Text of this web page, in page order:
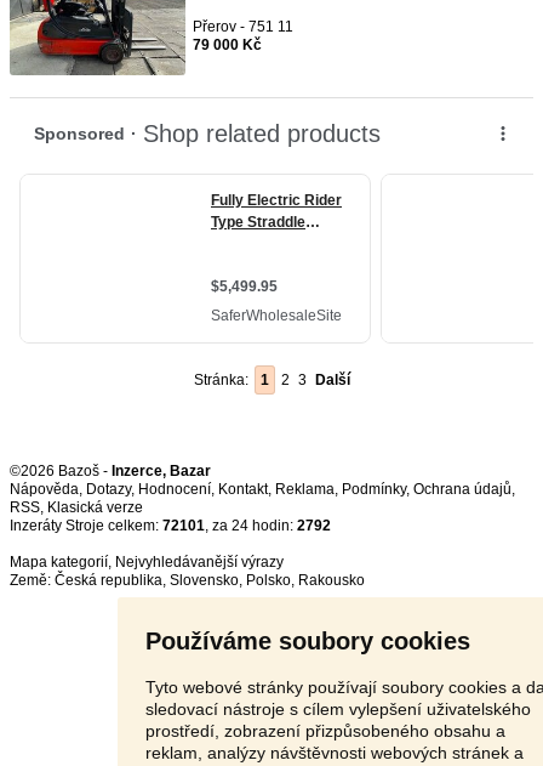
Používáme soubory cookies
Tyto webové stránky používají soubory cookies a
sledovací nástroje s cílem vylepšení uživatelského
prostředí, zobrazení přizpůsobeného obsahu a
reklam, analýzy návštěvnosti webových stránek a
Přerov - 751 11
79 000 Kč
Stránka: 1 2 3 Další
©2026 Bazoš - Inzerce, Bazar
Nápověda, Dotazy, Hodnocení, Kontakt, Reklama, Podmínky, Ochrana údajů,
RSS,
Inzeráty Stroje celkem: 72101, za 24 hodin: 2792
Mapa kategorií, Nejvyhledávanější výrazy
Země: Česká republika, Slovensko, Polsko, Rakousko